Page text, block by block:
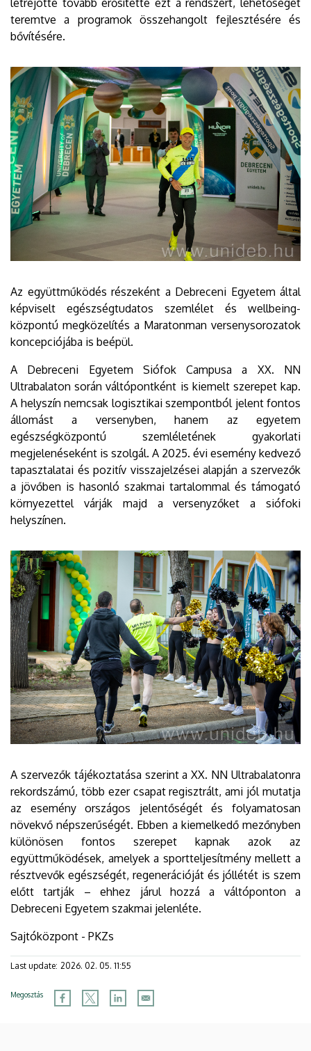
létrejötte tovább erősítette ezt a rendszert, lehetőséget
teremtve a programok összehangolt fejlesztésére és
bővítésére.
Az együttműködés részeként a Debreceni Egyetem által
képviselt egészségtudatos szemlélet és wellbeing-
központú megközelítés a Maratonman versenysorozatok
koncepciójába is beépül.
A Debreceni Egyetem Siófok Campusa a XX. NN
Ultrabalaton során váltópontként is kiemelt szerepet kap.
A helyszín nemcsak logisztikai szempontból jelent fontos
állomást a versenyben, hanem az egyetem
egészségközpontú szemléletének gyakorlati
megjelenéseként is szolgál. A 2025. évi esemény kedvező
tapasztalatai és pozitív visszajelzései alapján a szervezők
a jövőben is hasonló szakmai tartalommal és támogató
környezettel várják majd a versenyzőket a siófoki
helyszínen.
A szervezők tájékoztatása szerint a XX. NN Ultrabalatonra
rekordszámú, több ezer csapat regisztrált, ami jól mutatja
az esemény országos jelentőségét és folyamatosan
növekvő népszerűségét. Ebben a kiemelkedő mezőnyben
különösen fontos szerepet kapnak azok az
együttműködések, amelyek a sportteljesítmény mellett a
résztvevők egészségét, regenerációját és jóllétét is szem
előtt tartják – ehhez járul hozzá a váltóponton a
Debreceni Egyetem szakmai jelenléte.
Sajtóközpont - PKZs
Last update: 2026. 02. 05. 11:55
Megosztás